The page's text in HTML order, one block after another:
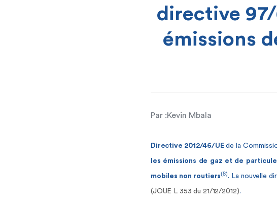
directive
émissions
Par :Kevin Mbala
Directive 2012/46/UEde la
les émissions de gaz et de
mobiles non routiers(8). La nouvelle
(JOUE L 353 du 21/12/2012).